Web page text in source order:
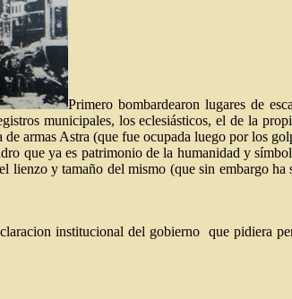
Primero bombardearon lugares de
municipales, los eclesiásticos, el de la
armas Astra (que fue ocupada luego por los
que ya es patrimonio de la humanidad y
lienzo y tamaño del mismo (que sin embargo
institucional del gobierno que pidiera